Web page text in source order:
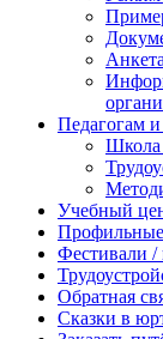
Педагогам
Школа
Учебный
Фестивали /
Обратная
Сказки в